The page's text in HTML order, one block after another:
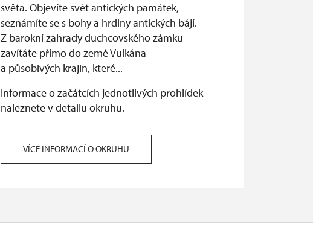
světa. Objevíte svět antických památek,
seznámíte se s bohy a hrdiny antických bájí.
Z barokní zahrady duchcovského zámku
zavítáte přímo do země Vulkána
a působivých krajin, které...
Informace o začátcích jednotlivých prohlídek
naleznete v detailu okruhu.
VÍCE INFORMACÍ O OKRUHU